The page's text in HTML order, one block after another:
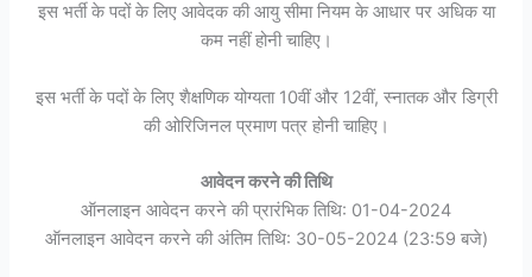
इस भर्ती के पदों के लिए आवेदक की आयु सीमा नियम के आधार पर अधिक या
कम नहीं होनी चाहिए।
इस भर्ती के पदों के लिए शैक्षणिक योग्यता 10वीं और 12वीं, स्नातक और डिग्री
की ओरिजिनल प्रमाण पत्र होनी चाहिए।
आवेदन करने की तिथि
ऑनलाइन आवेदन करने की प्रारंभिक तिथि: 01-04-2024
ऑनलाइन आवेदन करने की अंतिम तिथि: 30-05-2024 (23:59 बजे)